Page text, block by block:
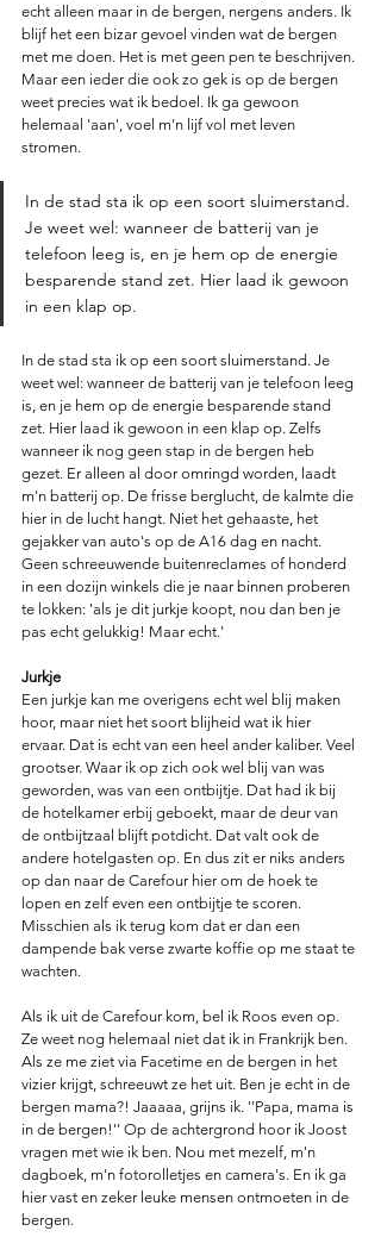
echt alleen maar in de bergen, nergens anders. Ik
blijf het een bizar gevoel vinden wat de bergen
met me doen. Het is met geen pen te beschrijven.
Maar een ieder die ook zo gek is op de bergen
weet precies wat ik bedoel. Ik ga gewoon
helemaal 'aan', voel m'n lijf vol met leven
stromen.
In de stad sta ik op een soort sluimerstand.
Je weet wel: wanneer de batterij van je
telefoon leeg is, en je hem op de energie
besparende stand zet. Hier laad ik gewoon
in een klap op.
In de stad sta ik op een soort sluimerstand. Je
weet wel: wanneer de batterij van je telefoon leeg
is, en je hem op de energie besparende stand
zet. Hier laad ik gewoon in een klap op. Zelfs
wanneer ik nog geen stap in de bergen heb
gezet. Er alleen al door omringd worden, laadt
m'n batterij op. De frisse berglucht, de kalmte die
hier in de lucht hangt. Niet het gehaaste, het
gejakker van auto's op de A16 dag en nacht.
Geen schreeuwende buitenreclames of honderd
in een dozijn winkels die je naar binnen proberen
te lokken: 'als je dit jurkje koopt, nou dan ben je
pas echt gelukkig! Maar echt.'
Jurkje
Een jurkje kan me overigens echt wel blij maken
hoor, maar niet het soort blijheid wat ik hier
ervaar. Dat is echt van een heel ander kaliber. Veel
grootser. Waar ik op zich ook wel blij van was
geworden, was van een ontbijtje. Dat had ik bij
de hotelkamer erbij geboekt, maar de deur van
de ontbijtzaal blijft potdicht. Dat valt ook de
andere hotelgasten op. En dus zit er niks anders
op dan naar de Carefour hier om de hoek te
lopen en zelf even een ontbijtje te scoren.
Misschien als ik terug kom dat er dan een
dampende bak verse zwarte koffie op me staat te
wachten.
Als ik uit de Carefour kom, bel ik Roos even op.
Ze weet nog helemaal niet dat ik in Frankrijk ben.
Als ze me ziet via Facetime en de bergen in het
vizier krijgt, schreeuwt ze het uit. Ben je echt in de
bergen mama?! Jaaaaa, grijns ik. ''Papa, mama is
in de bergen!'' Op de achtergrond hoor ik Joost
vragen met wie ik ben. Nou met mezelf, m'n
dagboek, m'n fotorolletjes en camera's. En ik ga
hier vast en zeker leuke mensen ontmoeten in de
bergen.